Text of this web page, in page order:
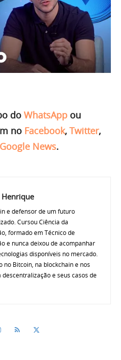
do WhatsApp ou
no Facebook, Twitter,
Google News.
e defensor de um futuro
Cursou Ciência da
formado em Técnico de
e nunca deixou de acompanhar
disponíveis no mercado.
no Bitcoin, na blockchain e nos
descentralização e seus casos de